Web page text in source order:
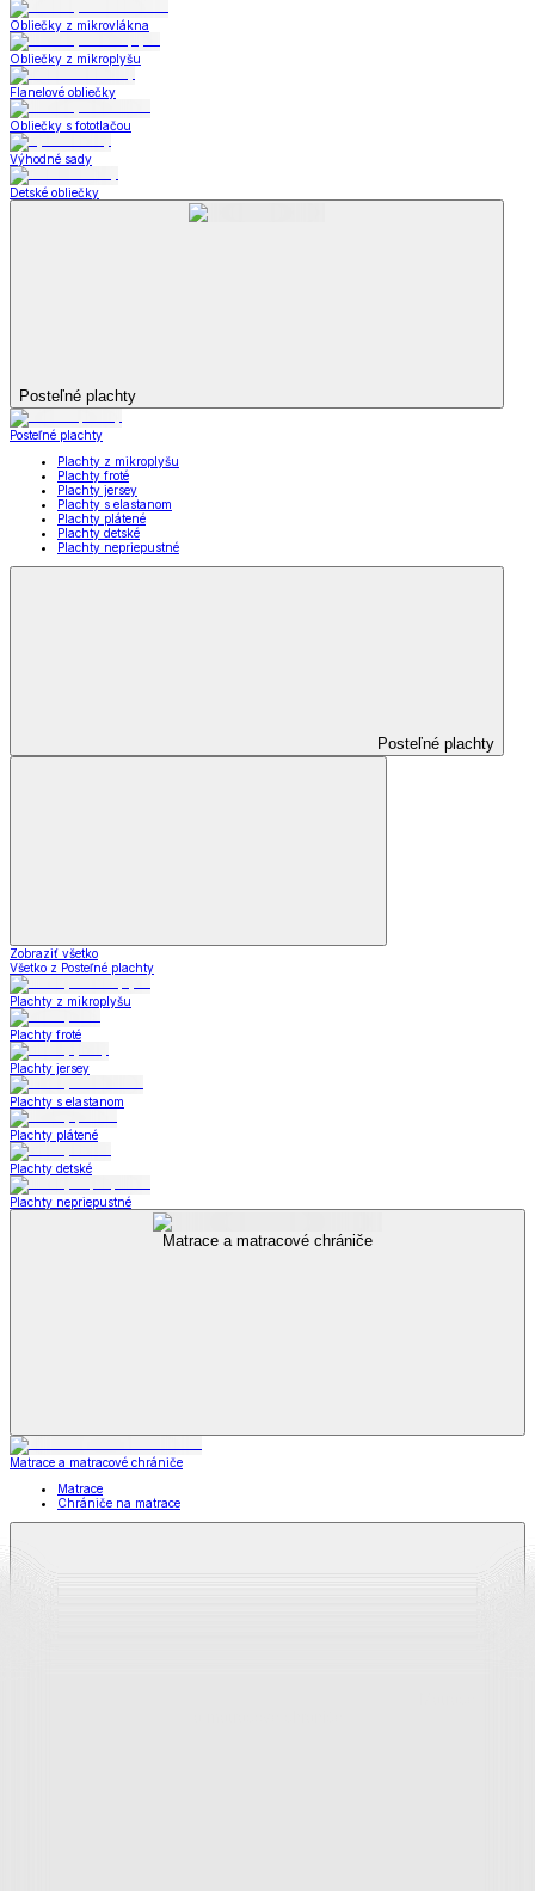
Obliečky z mikrovlákna
Obliečky z mikroplyšu
Flanelové obliečky
Obliečky s fototlačou
Výhodné sady
Detské obliečky
Posteľné plachty
Posteľné plachty
Plachty z mikroplyšu
Plachty froté
Plachty jersey
Plachty s elastanom
Plachty plátené
Plachty detské
Plachty nepriepustné
Posteľné plachty
Zobraziť všetko
Všetko z Posteľné plachty
Plachty z mikroplyšu
Plachty froté
Plachty jersey
Plachty s elastanom
Plachty plátené
Plachty detské
Plachty nepriepustné
Matrace a matracové chrániče
Matrace a matracové chrániče
Matrace
Chrániče na matrace